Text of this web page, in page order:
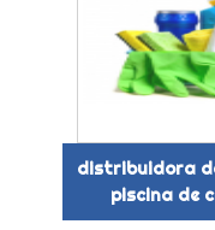
distribuidora
piscina de